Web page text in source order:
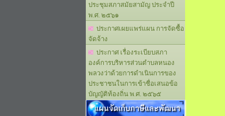
ประชุมสภาสมัยสามัญ ประจำปี
พ.ศ. ๒๕๖๑
ประกาศเผยแพร่แผน การจัดซื้อ
จัดจ้าง
ประกาศ เรื่องระเบียบสภา
องค์การบริหารส่วนตำบลหนอง
พลวงว่าด้วยการดำเนินการของ
ประชาชนในการเข้าชื่อเสนอข้อ
บัญญัติท้องถิ่น พ.ศ. ๒๕๖๕
แผนจัดเก็บภาษีและพัฒนา